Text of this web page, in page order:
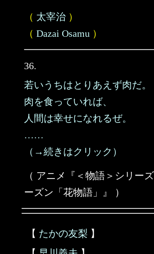
（ 太宰治 ）
（ Dazai Osamu ）
36.
若いうちはとりあえず肉だ。
肉を食っていれば、
人間は幸せになれるぜ。
……
（→続きはクリック）
（ アニメ『＜物語＞シリー
ーズン「花物語」』 ）
【 たかの友梨 】